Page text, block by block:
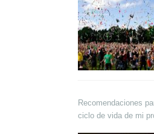
Recomendaciones
ciclo de vida de mi